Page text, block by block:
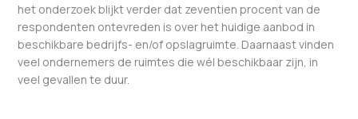
het onderzoek blijkt verder dat zeventien procent van de
respondenten ontevreden is over het huidige aanbod in
beschikbare bedrijfs- en/of opslagruimte. Daarnaast vinden
veel ondernemers de ruimtes die wél beschikbaar zijn, in
veel gevallen te duur.